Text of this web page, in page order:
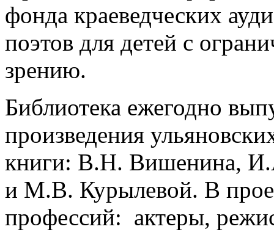
фонда краеведческих
поэтов для детей с
зрению.
Библиотека ежегодно
произведения
книги: В.Н. Вишенина,
и М.В. Курылевой. В
профессий: актеры,